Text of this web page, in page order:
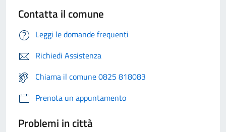
Contatta il comune
Leggi le domande frequenti
Richiedi Assistenza
Chiama il comune 0825 818083
Prenota un appuntamento
Problemi in città